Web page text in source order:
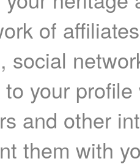
of
social
your
and other
them with